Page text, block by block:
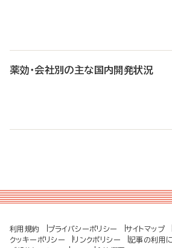
薬効・会社別の主な国内開発状況
利用規約 プライバシーポリシー サイトマップ
クッキーポリシー
リンクポリシー 記事の利用